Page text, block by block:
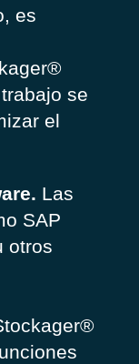
es
se
el
Las
SAP
otros